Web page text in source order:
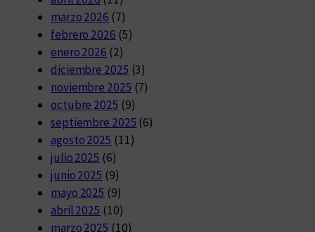
marzo 2026 (7)
febrero 2026 (5)
enero 2026 (2)
diciembre 2025 (3)
noviembre 2025 (7)
octubre 2025 (9)
septiembre 2025 (6)
agosto 2025 (11)
julio 2025 (6)
junio 2025 (9)
mayo 2025 (9)
abril 2025 (10)
marzo 2025 (10)